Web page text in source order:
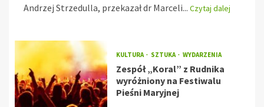
Andrzej Strzedulla, przekazał dr Marceli... Czytaj dalej
KULTURA SZTUKA WYDARZENIA
Zespół „Koral” z Rudnika
wyróżniony na Festiwalu
Pieśni Maryjnej